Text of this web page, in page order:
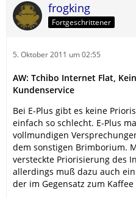
frogking
Fortgeschrittener
5. Oktober 2011 um 02:55
AW: Tchibo Internet Flat,
Kundenservice
Bei E-Plus gibt es keine
einfach so schlecht. E-Plus
vollmundigen
dem sonstigen Brimborium.
versteckte Priorisierung des
allerdings muß dazu auch
der im Gegensatz zum